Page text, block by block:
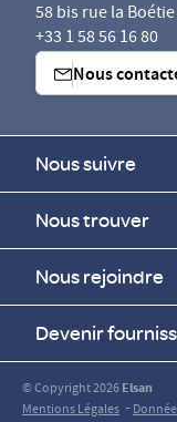
58 bis rue la
+33 1 58 56 16 80
Nous
Nous suivre
Nous trouver
Nous rejoindre
Devenir
© Copyright 2026Elsan
Mentions Légales -